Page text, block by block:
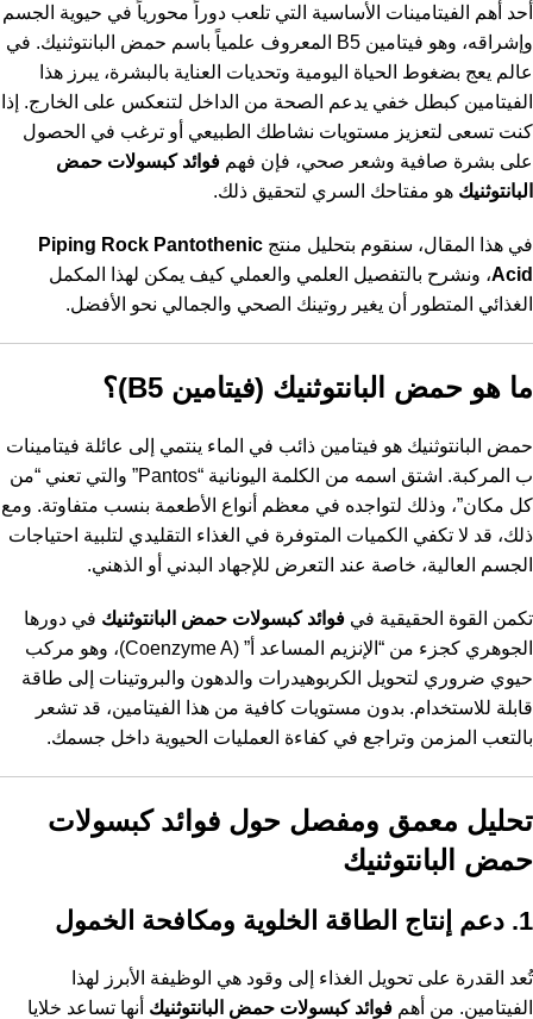
أحد أهم الفيتامينات الأساسية التي تلعب دوراً محورياً في حيوية الجسم
وإشراقه، وهو فيتامين B5 المعروف علمياً باسم حمض البانتوثنيك. في
عالم يعج بضغوط الحياة اليومية وتحديات العناية بالبشرة، يبرز هذا
الفيتامين كبطل خفي يدعم الصحة من الداخل لتنعكس على الخارج. إذا
كنت تسعى لتعزيز مستويات نشاطك الطبيعي أو ترغب في الحصول
على بشرة صافية وشعر صحي، فإن فهم فوائد كبسولات حمض
البانتوثنيك هو مفتاحك السري لتحقيق ذلك.
في هذا المقال، سنقوم بتحليل منتج Piping Rock Pantothenic
Acid، ونشرح بالتفصيل العلمي والعملي كيف يمكن لهذا المكمل
الغذائي المتطور أن يغير روتينك الصحي والجمالي نحو الأفضل.
ما هو حمض البانتوثنيك (فيتامين B5)؟
حمض البانتوثنيك هو فيتامين ذائب في الماء ينتمي إلى عائلة فيتامينات
ب المركبة. اشتق اسمه من الكلمة اليونانية “Pantos” والتي تعني “من
كل مكان”، وذلك لتواجده في معظم أنواع الأطعمة بنسب متفاوتة. ومع
ذلك، قد لا تكفي الكميات المتوفرة في الغذاء التقليدي لتلبية احتياجات
الجسم العالية، خاصة عند التعرض للإجهاد البدني أو الذهني.
تكمن القوة الحقيقية في فوائد كبسولات حمض البانتوثنيك في دورها
الجوهري كجزء من “ الإنزيم المساعد أ
” (Coenzyme A)، وهو مركب
حيوي ضروري لتحويل الكربوهيدرات والدهون والبروتينات إلى طاقة
قابلة للاستخدام. بدون مستويات كافية من هذا الفيتامين، قد تشعر
بالتعب المزمن وتراجع في كفاءة العمليات الحيوية داخل جسمك.
تحليل معمق ومفصل حول فوائد كبسولات
حمض البانتوثنيك
1. دعم إنتاج الطاقة الخلوية ومكافحة الخمول
تُعد القدرة على تحويل الغذاء إلى وقود هي الوظيفة الأبرز لهذا
الفيتامين. من أهم فوائد كبسولات حمض البانتوثنيك أنها تساعد خلايا